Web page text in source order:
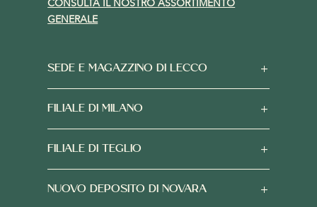
CONSULTA IL NOSTRO ASSORTIMENTO
GENERALE
SEDE E MAGAZZINO DI LECCO
FILIALE DI MILANO
FILIALE DI TEGLIO
NUOVO DEPOSITO DI NOVARA